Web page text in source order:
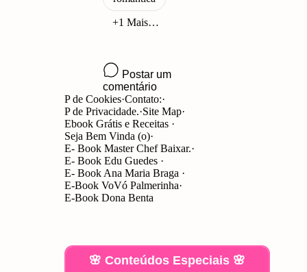
P de Cookies Contato:
P de Privacidade. Site Map
Ebook Grátis e Receitas
Seja Bem Vinda (o)
E- Book Master Chef Baixar.
E- Book Edu Guedes
E- Book Ana Maria Braga
E-Book VoVó Palmerinha
E-Book Dona Benta
🌸 Conteúdos Especiais 🌸